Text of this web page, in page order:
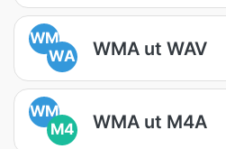
WM
WA
WMA ut WAV
WM
M4
WMA ut M4A